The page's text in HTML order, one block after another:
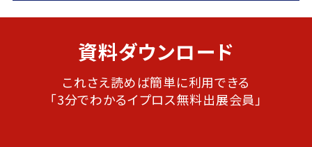
資料ダウンロード
これさえ読めば簡単に利用できる
「3分でわかるイプロス無料出展会員」